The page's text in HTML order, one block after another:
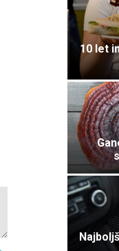
10 let